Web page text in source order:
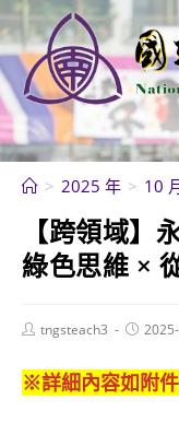
跳
轉
至
主
要
內
> 2025 年 > 10
【跨領域】
綠色思維 ×
Posttngsteach3
Post
※詳細內容如附